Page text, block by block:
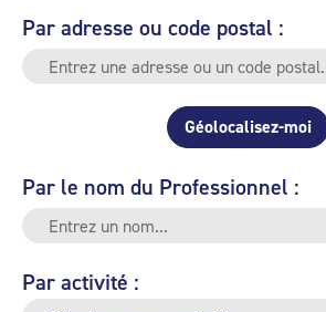
Par adresse ou code postal :
Géolocalisez-moi
Par le nom du Professionnel :
Par activité :